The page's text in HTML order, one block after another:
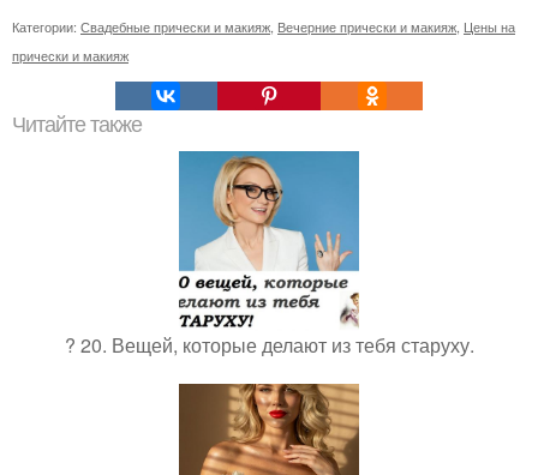
Категории: Свадебные прически и макияж Вечерние прически и макияж Цены на
прически и макияж
Читайте также
? 20. Вещей, которые делают из тебя старуху.